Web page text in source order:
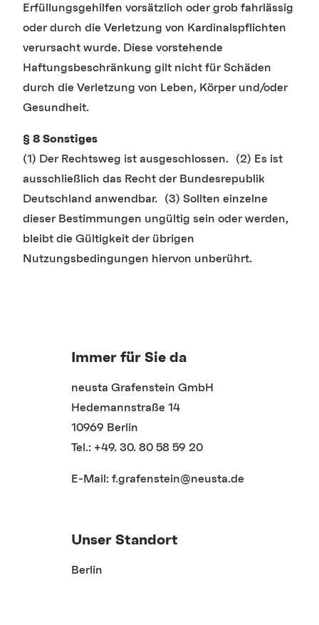
Erfüllungsgehilfen vorsätzlich oder grob fahrlässig
oder durch die Verletzung von Kardinalspflichten
verursacht wurde. Diese vorstehende
Haftungsbeschränkung gilt nicht für Schäden
durch die Verletzung von Leben, Körper und/oder
Gesundheit.
§ 8 Sonstiges
(1) Der Rechtsweg ist ausgeschlossen. (2) Es ist
ausschließlich das Recht der Bundesrepublik
Deutschland anwendbar. (3) Sollten einzelne
dieser Bestimmungen ungültig sein oder werden,
bleibt die Gültigkeit der übrigen
Nutzungsbedingungen hiervon unberührt.
Immer für Sie da
neusta Grafenstein GmbH
Hedemannstraße 14
10969 Berlin
Tel.: +49. 30. 80 58 59 20
E-Mail: f.grafenstein@neusta.de
Unser Standort
Berlin